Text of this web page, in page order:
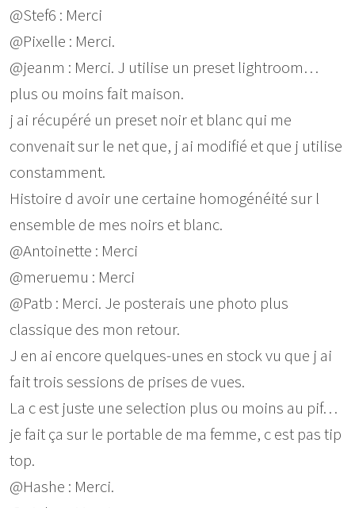
@Stef6 : Merci
@Pixelle : Merci.
@jeanm : Merci. J utilise un preset lightroom…
plus ou moins fait maison.
j ai récupéré un preset noir et blanc qui me
convenait sur le net que, j ai modifié et que j utilise
constamment.
Histoire d avoir une certaine homogénéité sur l
ensemble de mes noirs et blanc.
@Antoinette : Merci
@meruemu : Merci
@Patb : Merci. Je posterais une photo plus
classique des mon retour.
J en ai encore quelques-unes en stock vu que j ai
fait trois sessions de prises de vues.
La c est juste une selection plus ou moins au pif…
je fait ça sur le portable de ma femme, c est pas tip
top.
@Hashe : Merci.